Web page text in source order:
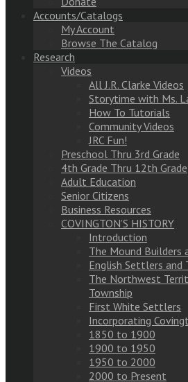
Accounts/Catalogs
My Account
Browse The Catalog
Research
Videos
All J.R. Clarke Videos
Storytime with Ms.
How To Tutorials
Community Videos
JRC Fun!
Preschool Thru 3rd Grade
4th Grade Thru 12th Grade
Adult Education
Senior Citizens
Business Resources
COVINGTON’S HISTORY
Introduction
The Mound Builders
English Settlers and
The Northwest
Township
First White Settlers
Incorporating
1850 to 1900
1900 to 1950
1950 to 2000
2000 to Present